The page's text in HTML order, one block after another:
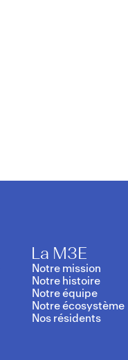
La M3E
Notre mission
Notre histoire
Notre équipe
Notre écosystème
Nos résidents